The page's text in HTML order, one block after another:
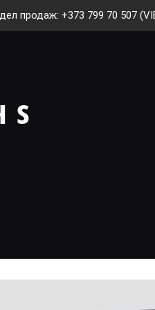
продаж: +373 799 70 507
s